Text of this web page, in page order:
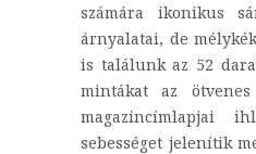
számára ikonikus
árnyalatai, de
is találunk az 52
mintákat az
magazincímlapjai
sebességet jelenítik